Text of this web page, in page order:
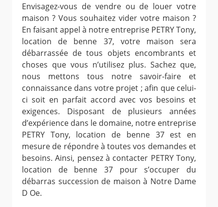
Envisagez-vous de vendre ou de louer votre
maison ? Vous souhaitez vider votre maison ?
En faisant appel à notre entreprise PETRY Tony,
location de benne 37, votre maison sera
débarrassée de tous objets encombrants et
choses que vous n’utilisez plus. Sachez que,
nous mettons tous notre savoir-faire et
connaissance dans votre projet ; afin que celui-
ci soit en parfait accord avec vos besoins et
exigences. Disposant de plusieurs années
d’expérience dans le domaine, notre entreprise
PETRY Tony, location de benne 37 est en
mesure de répondre à toutes vos demandes et
besoins. Ainsi, pensez à contacter PETRY Tony,
location de benne 37 pour s’occuper du
débarras succession de maison à Notre Dame
D Oe.